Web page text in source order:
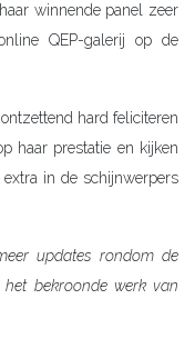
winnende panel zeer
QEP-galerij op de
hard feliciteren
haar prestatie en kijken
in de schijnwerpers
updates rondom de
bekroonde werk van